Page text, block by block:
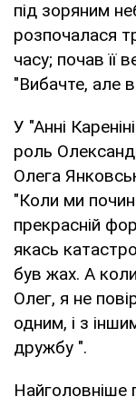
під зоряним
розпочалася
часу; почав її
"Вибачте, але
У "Анні
роль
Олега
"Коли ми
прекрасній
якась
був жах. А
Олег, я не
одним, і з
дружбу ".
Найголовніше